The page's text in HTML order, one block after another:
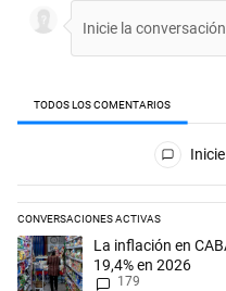
TODOS LOS COMENTARIOS
Todos los comentarios
CONVERSACIONES ACTIVAS
Este listado muestra los
Un artículo de tendencia con
La inflación en
19,4% en 2026
179